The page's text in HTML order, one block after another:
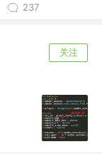
237
关注